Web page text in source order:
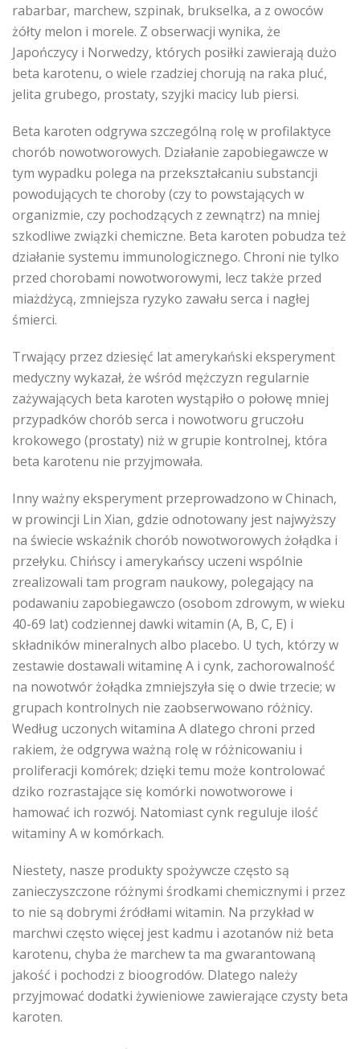
rabarbar, marchew, szpinak, brukselka, a z owoców
żółty melon i morele. Z obserwacji wynika, że
Japończycy i Norwedzy, których posiłki zawierają dużo
beta karotenu, o wiele rzadziej chorują na raka pluć,
jelita grubego, prostaty, szyjki macicy lub piersi.
Beta karoten odgrywa szczególną rolę w profilaktyce
chorób nowotworowych. Działanie zapobiegawcze w
tym wypadku polega na przekształcaniu substancji
powodujących te choroby (czy to powstających w
organizmie, czy pochodzących z zewnątrz) na mniej
szkodliwe związki chemiczne. Beta karoten pobudza też
działanie systemu immunologicznego. Chroni nie tylko
przed chorobami nowotworowymi, lecz także przed
miażdżycą, zmniejsza ryzyko zawału serca i nagłej
śmierci.
Trwający przez dziesięć lat amerykański eksperyment
medyczny wykazał, że wśród mężczyzn regularnie
zażywających beta karoten wystąpiło o połowę mniej
przypadków chorób serca i nowotworu gruczołu
krokowego (prostaty) niż w grupie kontrolnej, która
beta karotenu nie przyjmowała.
Inny ważny eksperyment przeprowadzono w Chinach,
w prowincji Lin Xian, gdzie odnotowany jest najwyższy
na świecie wskaźnik chorób nowotworowych żołądka i
przełyku. Chińscy i amerykańscy uczeni wspólnie
zrealizowali tam program naukowy, polegający na
podawaniu zapobiegawczo (osobom zdrowym, w wieku
40-69 lat) codziennej dawki witamin (A, B, C, E) i
składników mineralnych albo placebo. U tych, którzy w
zestawie dostawali witaminę A i cynk, zachorowalność
na nowotwór żołądka zmniejszyła się o dwie trzecie; w
grupach kontrolnych nie zaobserwowano różnicy.
Według uczonych witamina A dlatego chroni przed
rakiem, że odgrywa ważną rolę w różnicowaniu i
proliferacji komórek; dzięki temu może kontrolować
dziko rozrastające się komórki nowotworowe i
hamować ich rozwój. Natomiast cynk reguluje ilość
witaminy A w komórkach.
Niestety, nasze produkty spożywcze często są
zanieczyszczone różnymi środkami chemicznymi i przez
to nie są dobrymi źródłami witamin. Na przykład w
marchwi często więcej jest kadmu i azotanów niż beta
karotenu, chyba że marchew ta ma gwarantowaną
jakość i pochodzi z bioogrodów. Dlatego należy
przyjmować dodatki żywieniowe zawierające czysty beta
karoten.